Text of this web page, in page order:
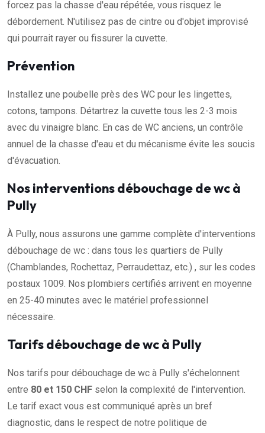
forcez pas la chasse d'eau répétée, vous risquez le
débordement. N'utilisez pas de cintre ou d'objet improvisé
qui pourrait rayer ou fissurer la cuvette.
Prévention
Installez une poubelle près des WC pour les lingettes,
cotons, tampons. Détartrez la cuvette tous les 2-3 mois
avec du vinaigre blanc. En cas de WC anciens, un contrôle
annuel de la chasse d'eau et du mécanisme évite les soucis
d'évacuation.
Nos interventions débouchage de wc à
Pully
À Pully, nous assurons une gamme complète d'interventions
débouchage de wc : dans tous les quartiers de Pully
(Chamblandes, Rochettaz, Perraudettaz, etc.) , sur les codes
postaux 1009. Nos plombiers certifiés arrivent en moyenne
en 25-40 minutes avec le matériel professionnel
nécessaire.
Tarifs débouchage de wc à Pully
Nos tarifs pour débouchage de wc à Pully s'échelonnent
entre 80 et 150 CHF selon la complexité de l'intervention.
Le tarif exact vous est communiqué après un bref
diagnostic, dans le respect de notre politique de